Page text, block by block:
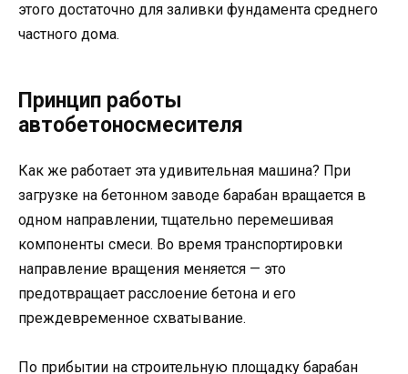
этого достаточно для заливки фундамента среднего
частного дома.
Принцип работы
автобетоносмесителя
Как же работает эта удивительная машина? При
загрузке на бетонном заводе барабан вращается в
одном направлении, тщательно перемешивая
компоненты смеси. Во время транспортировки
направление вращения меняется — это
предотвращает расслоение бетона и его
преждевременное схватывание.
По прибытии на строительную площадку барабан